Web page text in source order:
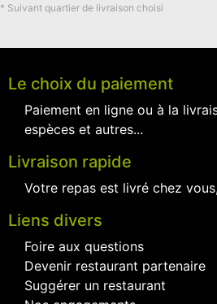
* Suivant quartier de livraison choisi
Le choix du paiement
Paiement en ligne ou à la
espèces et autres...
Livraison rapide
Votre repas est livré chez
Liens divers
Foire aux questions
Devenir restaurant partenaire
Suggérer un restaurant